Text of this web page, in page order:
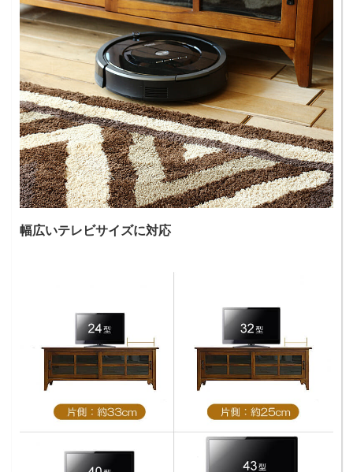
幅広いテレビサイズに対応